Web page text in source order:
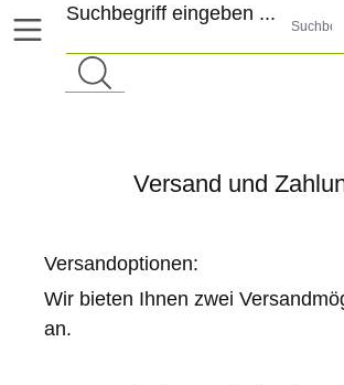
Suchbegriff eingeben ...
Versand und
Versandoptionen:
Wir bieten Ihnen zwei
an.